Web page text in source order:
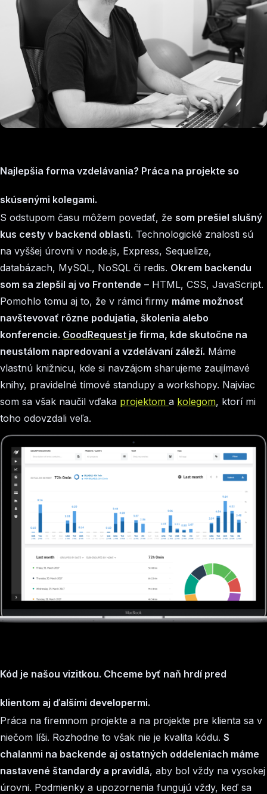
Najlepšia forma vzdelávania? Práca na projekte so
skúsenými kolegami.
S odstupom času môžem povedať, že som prešiel slušný
kus cesty v backend oblasti. Technologické znalosti sú
na vyššej úrovni v node.js, Express, Sequelize,
databázach, MySQL, NoSQL či redis. Okrem backendu
som sa zlepšil aj vo Frontende – HTML, CSS, JavaScript.
Pomohlo tomu aj to, že v rámci firmy máme možnosť
navštevovať rôzne podujatia, školenia alebo
konferencie. GoodRequest je firma, kde skutočne na
neustálom napredovaní a vzdelávaní záleží. Máme
vlastnú knižnicu, kde si navzájom sharujeme zaujímavé
knihy, pravidelné tímové standupy a workshopy. Najviac
som sa však naučil vďaka projektom a kolegom, ktorí mi
toho odovzdali veľa.
Kód je našou vizitkou. Chceme byť naň hrdí pred
klientom aj ďalšími developermi.
Práca na firemnom projekte a na projekte pre klienta sa v
niečom líši. Rozhodne to však nie je kvalita kódu. S
chalanmi na backende aj ostatných oddeleniach máme
nastavené štandardy a pravidlá, aby bol vždy na vysokej
úrovni. Podmienky a upozornenia fungujú vždy, keď sa